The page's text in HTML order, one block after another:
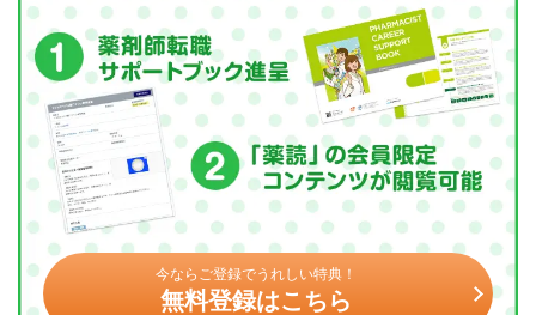
今ならご登録でうれしい特典！
無料登録はこちら